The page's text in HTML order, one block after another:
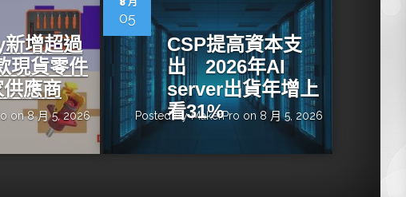
推論效能新境界
觀察
增超過
現貨零件
應商
on 8 月 5, 2026
8 月
05
CSP提高資本支
出 2026年AI
server出貨年增上
看31%
Posted byMakerPro on 8 月 5, 2026